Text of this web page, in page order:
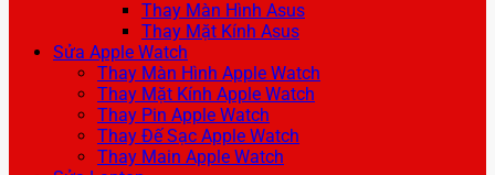
Thay Màn Hình Asus
Thay Mặt Kính Asus
Sửa Apple Watch
Thay Màn Hình Apple Watch
Thay Mặt Kính Apple Watch
Thay Pin Apple Watch
Thay Đế Sạc Apple Watch
Thay Main Apple Watch